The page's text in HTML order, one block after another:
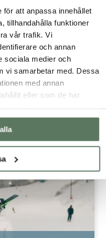
för att anpassa innehållet
tillhandahålla funktioner
vår trafik. Vi
och annan
sociala medier och
vi samarbetar med. Dessa
med annan
eller som de har
med våra två
och
av ett kyligt vinterdopp.
på vintern. Det kan